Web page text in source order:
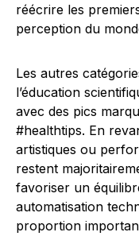
réécrire les
perception du
Les autres
l’éducation
avec des pics
#healthtips. En
artistiques ou
restent
favoriser un
automatisation
proportion